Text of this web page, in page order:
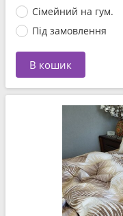
Сімейний на гум.
Під замовлення
В кошик